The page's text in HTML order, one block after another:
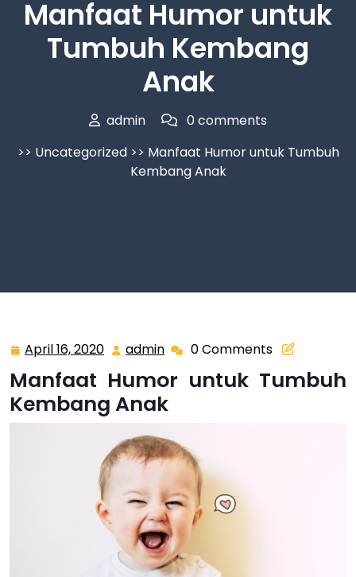
Manfaat Humor untuk
Tumbuh Kembang
Anak
admin
0 comments
>> Uncategorized>> Manfaat Humor untuk Tumbuh
Kembang Anak
April 16, 2020 April
16,
2020
admin admin0 Comments
Manfaat Humor untuk Tumbuh
Kembang Anak